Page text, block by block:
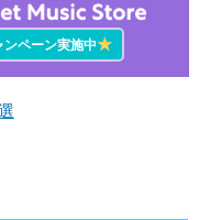
ンペーン実施中★